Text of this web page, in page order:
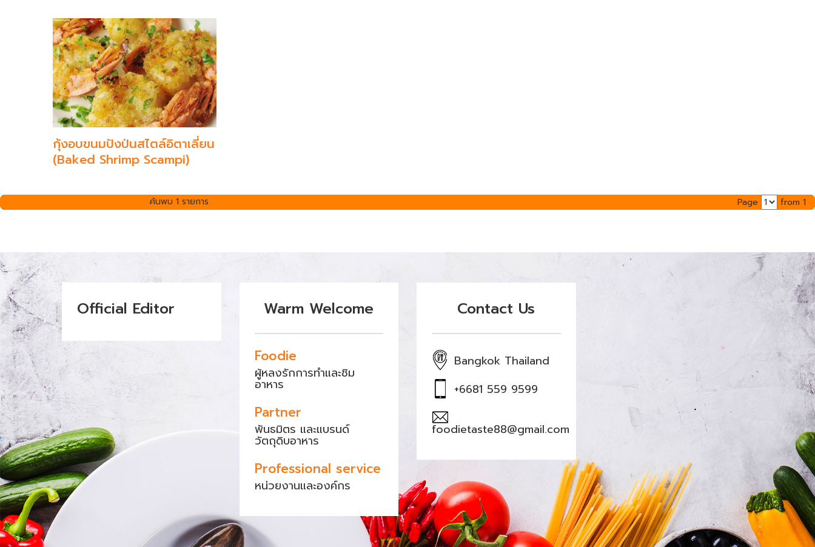
กุ้งอบขนมปังป่นสไตล์อิตาเลี่ยน
(Baked Shrimp Scampi)
ค้นพบ 1 รายการ Page from 1
Official Editor Warm Welcome
Foodie
ผู้หลงรักการทำและชิม
อาหาร
Partner
พันธมิตร และแบรนด์
วัตถุดิบอาหาร
Professional service
หน่วยงานและองค์กร
Contact Us
Bangkok Thailand
+6681 559 9599
foodietaste88@gmail.com